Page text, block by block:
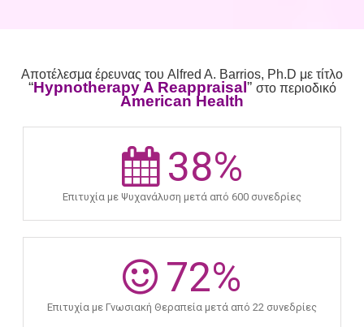
Αποτέλεσμα έρευνας του Alfred A. Barrios, Ph.D με τίτλο
“Hypnotherapy A Reappraisal ” στο περιοδικό
American Health
38%
Επιτυχία με Ψυχανάλυση μετά από 600 συνεδρίες
72%
Επιτυχία με Γνωσιακή Θεραπεία μετά από 22 συνεδρίες